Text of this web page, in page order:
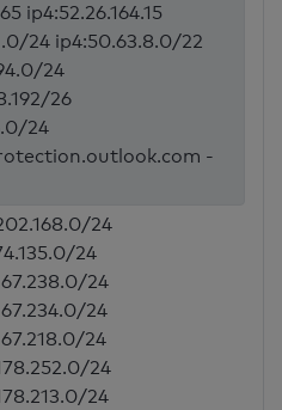
ip4:52.26.164.15
24 ip4:50.63.8.0/22
24
26
24
-
24
24
24
24
24
24
24